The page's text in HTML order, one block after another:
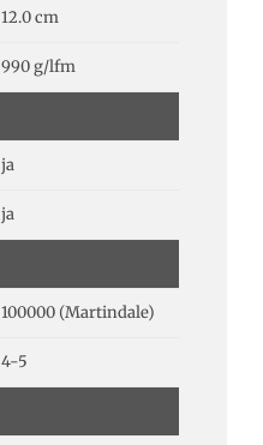
12.0 cm
990 g/lfm
ja
ja
100000 (Martindale)
4-5